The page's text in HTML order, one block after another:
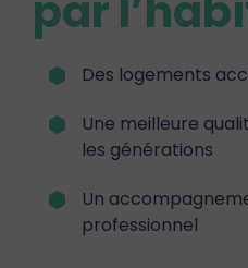
Des logements
Une meilleure
les générations
Un
professionnel